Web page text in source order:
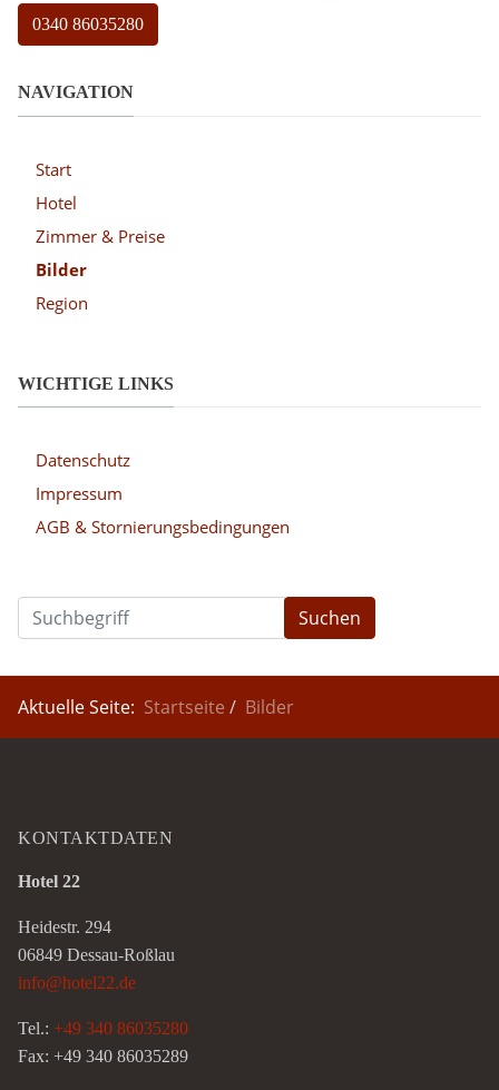
0340 86035280
NAVIGATION
Start
Hotel
Zimmer & Preise
Bilder
Region
WICHTIGE LINKS
Datenschutz
Impressum
AGB & Stornierungsbedingungen
Suchen
Aktuelle Seite: Startseite Bilder
KONTAKTDATEN
Hotel 22
Heidestr. 294
06849 Dessau-Roßlau
info@hotel22.de
Tel.: +49 340 86035280
Fax: +49 340 86035289